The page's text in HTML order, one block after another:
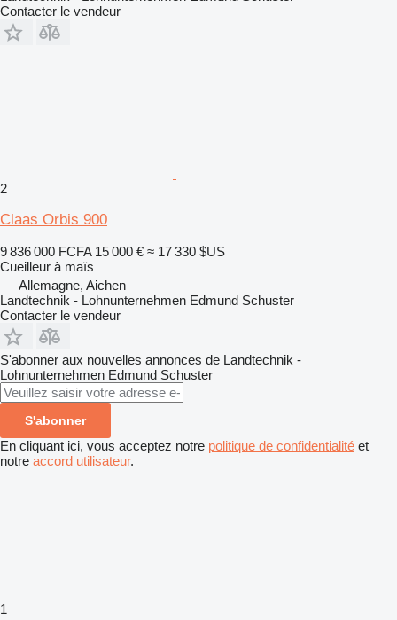
Contacter le vendeur
2
Claas Orbis 900
9 836 000 FCFA 15 000 € ≈ 17 330 $US
Cueilleur à maïs
Allemagne, Aichen
Landtechnik - Lohnunternehmen Edmund Schuster
Contacter le vendeur
S'abonner aux nouvelles annonces de Landtechnik -
Lohnunternehmen Edmund Schuster
S'abonner
En cliquant ici, vous acceptez notre politique de confidentialité et
notre accord utilisateur.
1